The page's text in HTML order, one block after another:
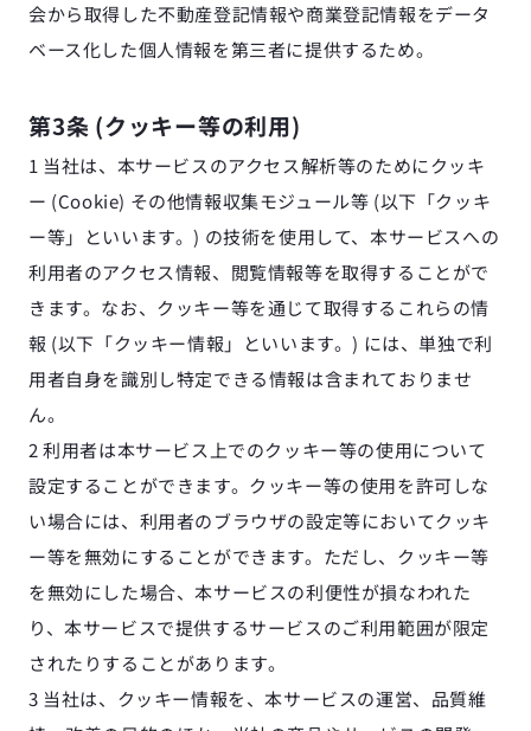
会から取得した不動産登記情報や商業登記情報をデータ
ベース化した個人情報を第三者に提供するため。
第3条 (クッキー等の利用)
1 当社は、本サービスのアクセス解析等のためにクッキ
ー (Cookie) その他情報収集モジュール等 (以下「クッキ
ー等」といいます。) の技術を使用して、本サービスへの
利用者のアクセス情報、閲覧情報等を取得することがで
きます。なお、クッキー等を通じて取得するこれらの情
報 (以下「クッキー情報」といいます。) には、単独で利
用者自身を識別し特定できる情報は含まれておりませ
ん。
2 利用者は本サービス上でのクッキー等の使用について
設定することができます。クッキー等の使用を許可しな
い場合には、利用者のブラウザの設定等においてクッキ
ー等を無効にすることができます。ただし、クッキー等
を無効にした場合、本サービスの利便性が損なわれた
り、本サービスで提供するサービスのご利用範囲が限定
されたりすることがあります。
3 当社は、クッキー情報を、本サービスの運営、品質維